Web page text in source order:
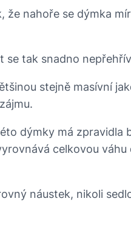
nahoře se dýmka
tak snadno
stejně masívní
dýmky má zpravidla
celkovou
náustek, nikoli